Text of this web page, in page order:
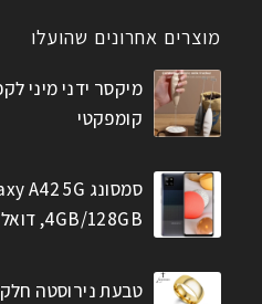
מוצרים אחרונים שהועלו
מיקסר ידני מיני
קומפקטי
4GB/128GB, דואל סים